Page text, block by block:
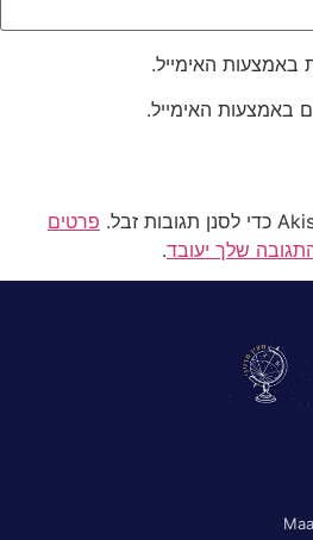
באמצעות האימייל.
באמצעות האימייל.
פרטים
שלך יעובד.